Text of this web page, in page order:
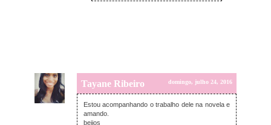
Tayane Ribeiro domingo, julho 24, 2016
Estou acompanhando o trabalho dele na novela e
amando.
beijos